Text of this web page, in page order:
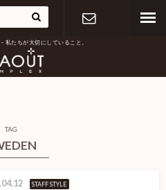
私たちが大切にしていること。
TAG
STAFF STYLE